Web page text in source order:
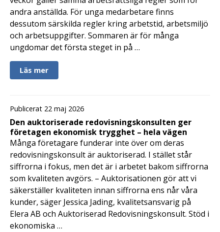
andra anställda. För unga medarbetare finns
dessutom särskilda regler kring arbetstid, arbetsmiljö
och arbetsuppgifter. Sommaren är för många
ungdomar det första steget in på …
Läs mer
Publicerat 22 maj 2026
Den auktoriserade redovisningskonsulten ger
företagen ekonomisk trygghet – hela vägen
Många företagare funderar inte över om deras
redovisningskonsult är auktoriserad. I stället står
siffrorna i fokus, men det är i arbetet bakom siffrorna
som kvaliteten avgörs. – Auktorisationen gör att vi
säkerställer kvaliteten innan siffrorna ens når våra
kunder, säger Jessica Jading, kvalitetsansvarig på
Elera AB och Auktoriserad Redovisningskonsult. Stöd i
ekonomiska …